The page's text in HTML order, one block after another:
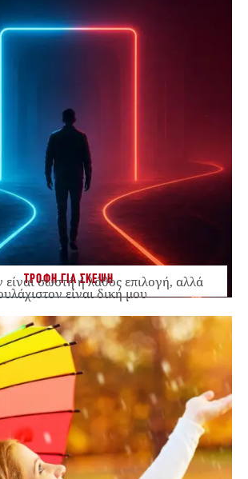
ΤΡΟΦΗ ΓΙΑ ΣΚΕΨΗ
σωστή ή λάθος επιλογή, αλλά
είναι δική μου